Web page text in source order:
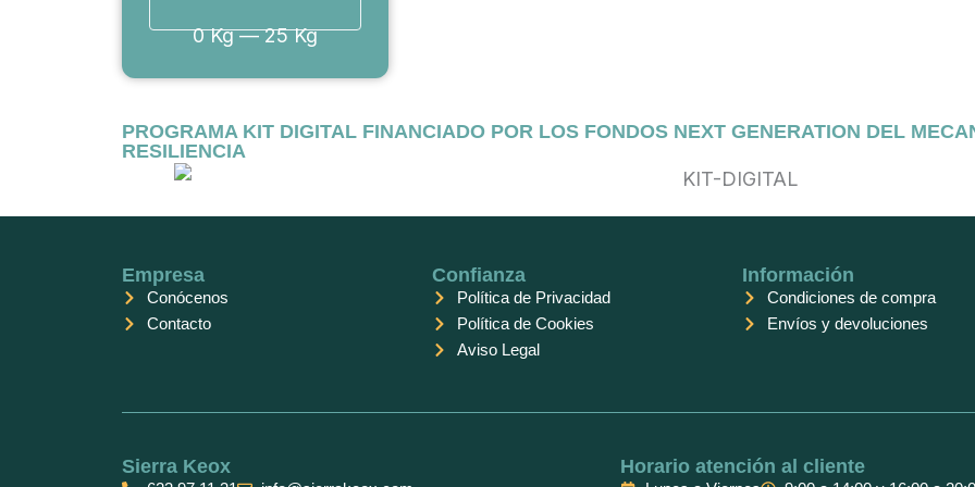
0Kg—25Kg
PROGRAMA KIT DIGITAL FINANCIADO POR LOS FONDOS NEXT GENERATION DEL
RESILIENCIA
Empresa
Conócenos
Contacto
Confianza
Política de Privacidad
Política de Cookies
Aviso Legal
Información
Condiciones de compra
Envíos y devoluciones
Sierra Keox
Horario atención al cliente